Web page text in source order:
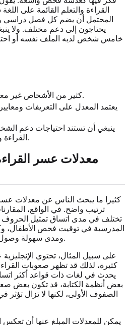
القراءة والتعلم القائمة على
المحتمل أن يضم كل فصل دراسي
يحتاجون إلى دعم مختلف. ولا
خامس شخص لديه الملف نفسه أو
كثير من الأشخاص غير معروفين أو غير مشخصين.
يعتمد المعدل على التعريفات ومعايير
ينبغي أن تستند احتياجات دعم
القراءة والتهجئة والكتابة والتعلم.
معدلات عسر
كثيرا ما يبحث الناس عن معدلات
ترتيب واضح. في الواقع،
تختلف في مدى اتساق تمثيل الحروف
المدرسية في توقيت فحص الأطفال،
ومدى سهولة وصول العائلات إلى تقييم متخصص.
على سبيل المثال، تحتوي
كثيرة، لذلك قد تظهر صعوبات
يحدث في لغات ذات قواعد أكثر
بعض أنظمة الكتابة، قد تكون بعض
الصفوف الأولى، لكنها لا تزال تؤثر
يمكن للمعدلات المبلغ عنها أن تعكس